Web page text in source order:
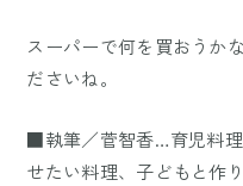
スーパーで何を買おうか
ださいね。
■執筆／菅智香…育児料
せたい料理、子どもと作